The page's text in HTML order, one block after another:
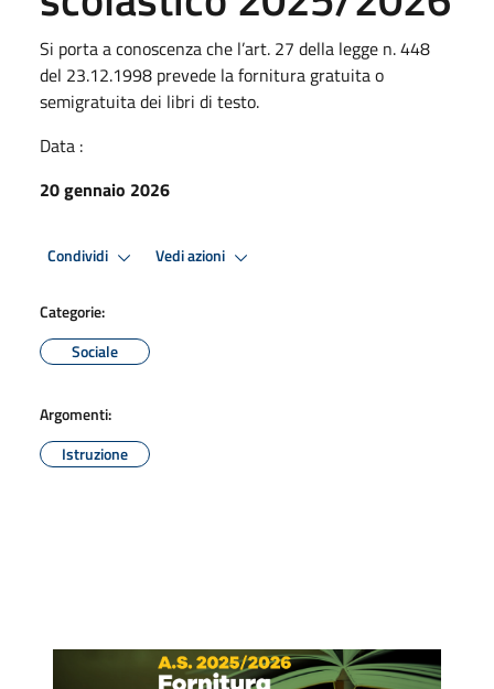
Si porta a conoscenza che l’art. 27 della legge n. 448
del 23.12.1998 prevede la fornitura gratuita o
semigratuita dei libri di testo.
Data :
20 gennaio 2026
Condividi Vedi azioni
Categorie:
Sociale
Argomenti:
Istruzione